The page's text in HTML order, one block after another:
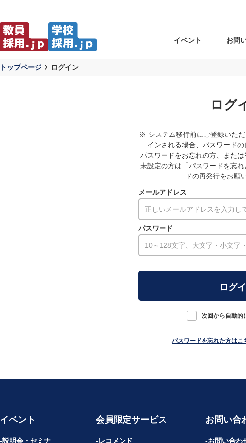
イベント お問
トップページ ログイン
ログ
※ システム移行前にご登録いた
インされる場合、パスワードの
パスワードをお忘れの方、また
未設定の方は「パスワードを忘
ドの再発行をお願
メールアドレス
パスワード
次回から自動的
パスワードを忘れた方はこ
イベント
説明会・セミナ
会員限定サービス
レコメンド
お問い合
お問い合わ